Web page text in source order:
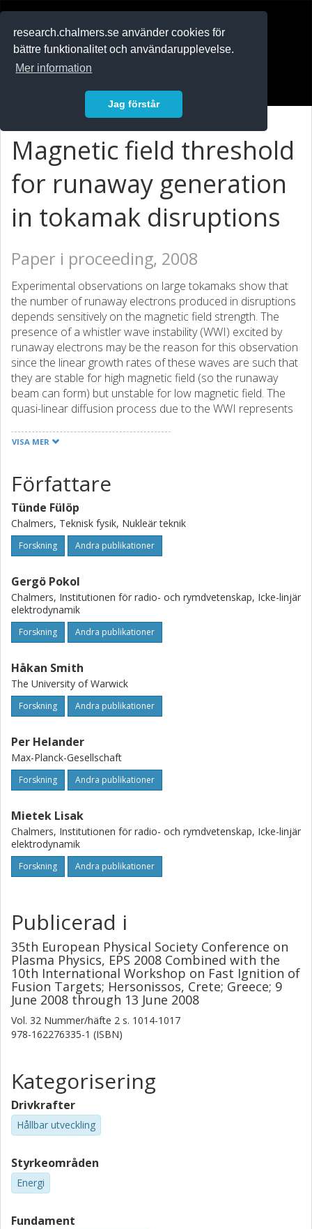
research.chalmers.se använder cookies för
bättre funktionalitet och användarupplevelse.
Mer information
Jag förstår
Magnetic field threshold
for runaway generation
in tokamak disruptions
Paper i proceeding, 2008
Experimental observations on large tokamaks show that
the number of runaway electrons produced in disruptions
depends sensitively on the magnetic field strength. The
presence of a whistler wave instability (WWI) excited by
runaway electrons may be the reason for this observation
since the linear growth rates of these waves are such that
they are stable for high magnetic field (so the runaway
beam can form) but unstable for low magnetic field. The
quasi-linear diffusion process due to the WWI represents
runaways and consequently may stop runaway beam
substantial runaway production obtained by calculating
how many runaway electrons can be produced before the
induced toroidal electric field diffuses out of the plasma.
VISA MER
Författare
Tünde Fülöp
Chalmers, Teknisk fysik, Nukleär teknik
Forskning Andra publikationer
Gergö Pokol
Chalmers, Institutionen för radio- och rymdvetenskap, Icke-linjär
elektrodynamik
Forskning Andra publikationer
Håkan Smith
The University of Warwick
Forskning Andra publikationer
Per Helander
Max-Planck-Gesellschaft
Forskning Andra publikationer
Mietek Lisak
Chalmers, Institutionen för radio- och rymdvetenskap, Icke-linjär
elektrodynamik
Forskning Andra publikationer
Publicerad i
35th European Physical Society Conference on
Plasma Physics, EPS 2008 Combined with the
10th International Workshop on Fast Ignition of
Fusion Targets; Hersonissos, Crete; Greece; 9
June 2008 through 13 June 2008
Vol. 32 Nummer/häfte 2 s. 1014-1017
978-162276335-1 (ISBN)
Kategorisering
Drivkrafter
Hållbar utveckling
Styrkeområden
Energi
Fundament